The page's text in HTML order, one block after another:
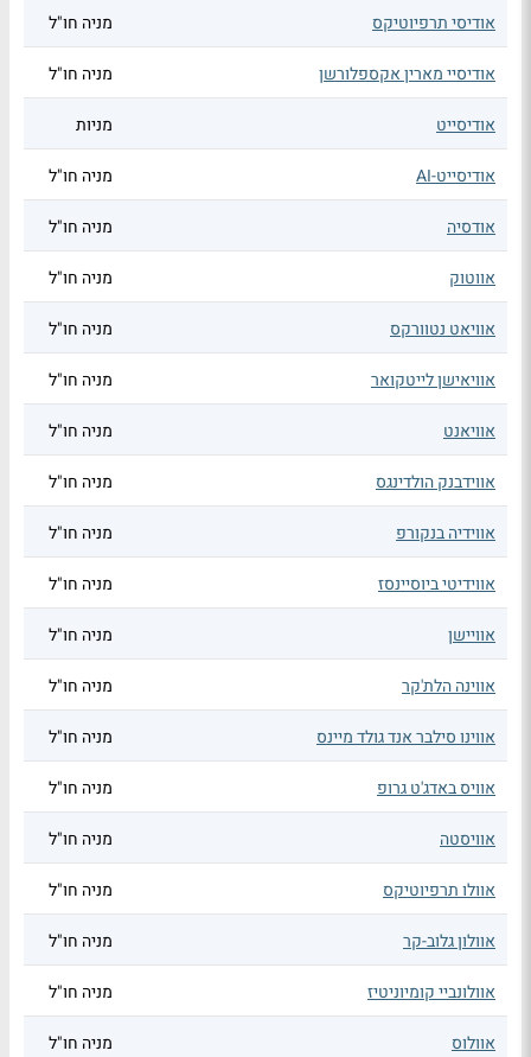
אודיסי תרפיוטיקס מניה חו"ל
אודיסיי מארין אקספלורשן מניה חו"ל
אודיסייט מניות
אודיסייט-AI מניה חו"ל
אודסיה מניה חו"ל
אווטוק מניה חו"ל
אוויאט נטוורקס מניה חו"ל
אוויאישן לייטקואר מניה חו"ל
אוויאנט מניה חו"ל
אווידבנק הולדינגס מניה חו"ל
אווידיה בנקורפ מניה חו"ל
אווידיטי ביוסיינסז מניה חו"ל
אוויישן מניה חו"ל
אווינה הלת'קר מניה חו"ל
אווינו סילבר אנד גולד מיינס מניה חו"ל
אוויס באדג'ט גרופ מניה חו"ל
אוויסטה מניה חו"ל
אוולו תרפיוטיקס מניה חו"ל
אוולון גלוב-קר מניה חו"ל
אוולונביי קומיוניטיז מניה חו"ל
אוולוס מניה חו"ל